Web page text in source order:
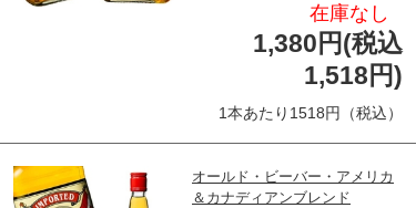
在庫なし
1,380円(税込
1,518円)
1本あたり1518円（税込）
オールド・ビーバー・アメリカ
＆カナディアンブレンド